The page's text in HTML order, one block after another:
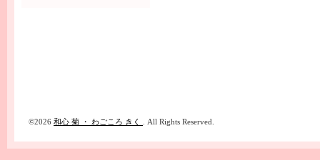
©2026 和心 菊 ・ わごころ きく . All Rights Reserved.